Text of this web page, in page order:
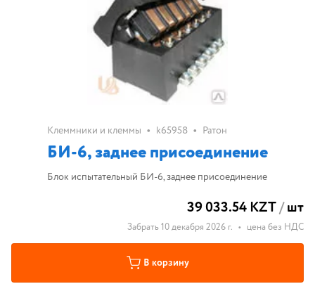
Клеммники и клеммы • k65958 • Ратон
БИ-6, заднее присоединение
Блок испытательный БИ-6, заднее присоединение
39 033.54 KZT/шт
Забрать 10 декабря 2026 г. • цена без НДС
В корзину